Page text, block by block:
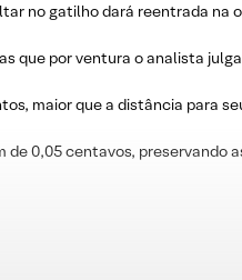
no gatilho dará reentrada na
que por ventura o analista
maior que a distância para
de 0,05 centavos, preservando